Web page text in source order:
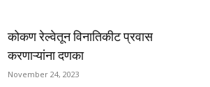
कोकण रेल्वेतून विनातिकीट प्रवास
करणाऱ्यांना दणका
November 24, 2023